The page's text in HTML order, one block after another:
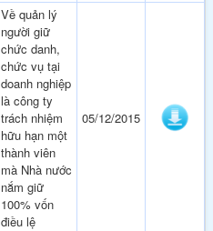
Về quản lý
người giữ
chức danh,
chức vụ tại
doanh nghiệp
là công ty
trách nhiệm
hữu hạn một
thành viên
mà Nhà nước
nắm giữ
100% vốn
điều lệ
05/12/2015